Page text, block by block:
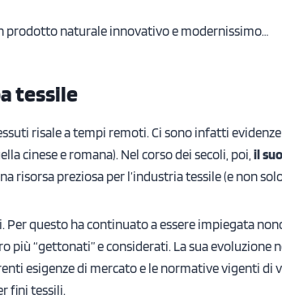
prodotto naturale innovativo e modernissimo…
tessile
risale a tempi remoti. Ci sono infatti evidenze
cinese e romana). Nel corso dei secoli, poi, il
risorsa preziosa per l’industria tessile (e non
questo ha continuato a essere impiegata
“gettonati” e considerati. La sua evoluzione
esigenze di mercato e le normative vigenti di
fini tessili.